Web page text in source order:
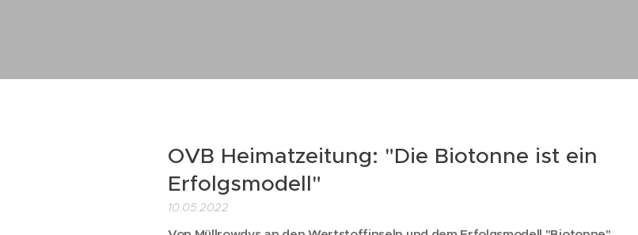
OVB Heimatzeitung: "Die Biotonne ist ein
Erfolgsmodell"
10.05.2022